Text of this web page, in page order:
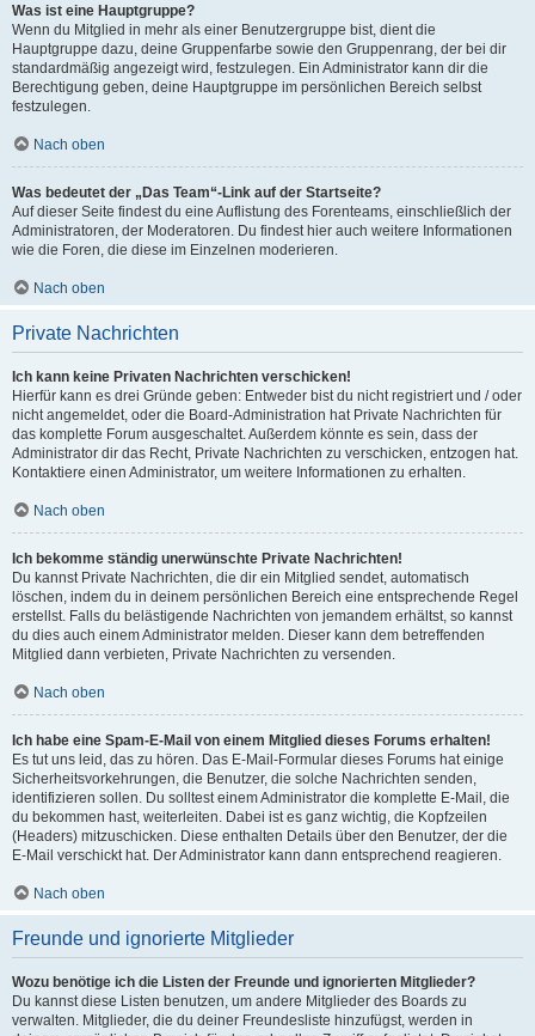
Was ist eine Hauptgruppe?
Wenn du Mitglied in mehr als einer Benutzergruppe bist, dient die
Hauptgruppe dazu, deine Gruppenfarbe sowie den Gruppenrang, der bei dir
standardmäßig angezeigt wird, festzulegen. Ein Administrator kann dir die
Berechtigung geben, deine Hauptgruppe im persönlichen Bereich selbst
festzulegen.
Nach oben
Was bedeutet der „Das Team“-Link auf der Startseite?
Auf dieser Seite findest du eine Auflistung des Forenteams, einschließlich der
Administratoren, der Moderatoren. Du findest hier auch weitere Informationen
wie die Foren, die diese im Einzelnen moderieren.
Nach oben
Private Nachrichten
Ich kann keine Privaten Nachrichten verschicken!
Hierfür kann es drei Gründe geben: Entweder bist du nicht registriert und / oder
nicht angemeldet, oder die Board-Administration hat Private Nachrichten für
das komplette Forum ausgeschaltet. Außerdem könnte es sein, dass der
Administrator dir das Recht, Private Nachrichten zu verschicken, entzogen hat.
Kontaktiere einen Administrator, um weitere Informationen zu erhalten.
Nach oben
Ich bekomme ständig unerwünschte Private Nachrichten!
Du kannst Private Nachrichten, die dir ein Mitglied sendet, automatisch
löschen, indem du in deinem persönlichen Bereich eine entsprechende Regel
erstellst. Falls du belästigende Nachrichten von jemandem erhältst, so kannst
du dies auch einem Administrator melden. Dieser kann dem betreffenden
Mitglied dann verbieten, Private Nachrichten zu versenden.
Nach oben
Ich habe eine Spam-E-Mail von einem Mitglied dieses Forums erhalten!
Es tut uns leid, das zu hören. Das E-Mail-Formular dieses Forums hat einige
Sicherheitsvorkehrungen, die Benutzer, die solche Nachrichten senden,
identifizieren sollen. Du solltest einem Administrator die komplette E-Mail, die
du bekommen hast, weiterleiten. Dabei ist es ganz wichtig, die Kopfzeilen
(Headers) mitzuschicken. Diese enthalten Details über den Benutzer, der die
E-Mail verschickt hat. Der Administrator kann dann entsprechend reagieren.
Nach oben
Freunde und ignorierte Mitglieder
Wozu benötige ich die Listen der Freunde und ignorierten Mitglieder?
Du kannst diese Listen benutzen, um andere Mitglieder des Boards zu
verwalten. Mitglieder, die du deiner Freundesliste hinzufügst, werden in